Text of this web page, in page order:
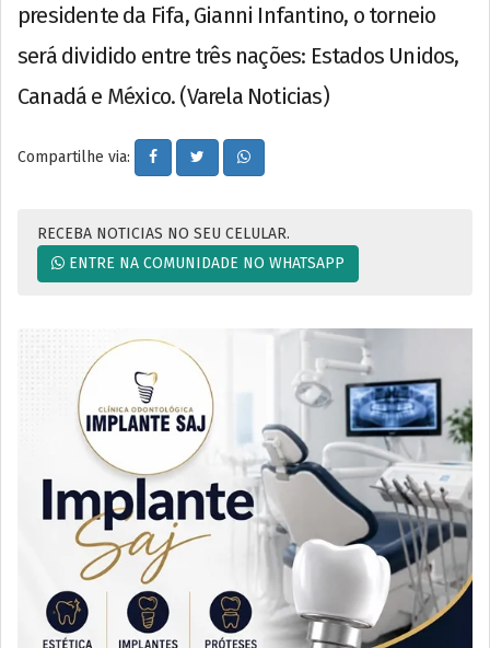
presidente da Fifa, Gianni Infantino, o torneio
será dividido entre três nações: Estados Unidos,
Canadá e México. (Varela Noticias)
Compartilhe via:
RECEBA NOTICIAS NO SEU CELULAR.
ENTRE NA COMUNIDADE NO WHATSAPP